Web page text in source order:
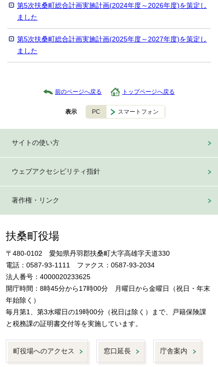
第5次扶桑町総合計画実施計画(2024年度～2026年度)を策定し
ました
第5次扶桑町総合計画実施計画(2025年度～2027年度)を策定し
ました
前のページへ戻る トップページへ戻る
表示 PC スマートフォン
サイトの使い方
ウェブアクセシビリティ指針
著作権・リンク
扶桑町役場
〒480-0102 愛知県丹羽郡扶桑町大字高雄字天道330
電話：0587-93-1111 ファクス：0587-93-2034
法人番号：4000020233625
開庁時間：8時45分から17時00分 月曜日から金曜日（祝日・年末
年始除く）
毎月第1、第3水曜日の19時00分（祝日は除く）まで、戸籍保険課
と税務課の証明書交付等を実施しています。
町役場へのアクセス 窓口延長 庁舎案内